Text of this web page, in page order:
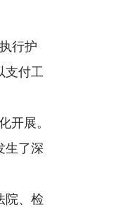
行护
支付工
开展。
生了深
院、检